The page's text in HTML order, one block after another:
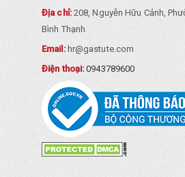
Địa chỉ:208, Nguyễn Hữu Cảnh,
Bình Thạnh
Email: hr@gastute.com
Điện thoại:0943789600